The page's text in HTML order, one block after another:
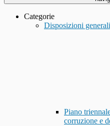
Categorie
Disposizioni generali
Piano
corruzione e